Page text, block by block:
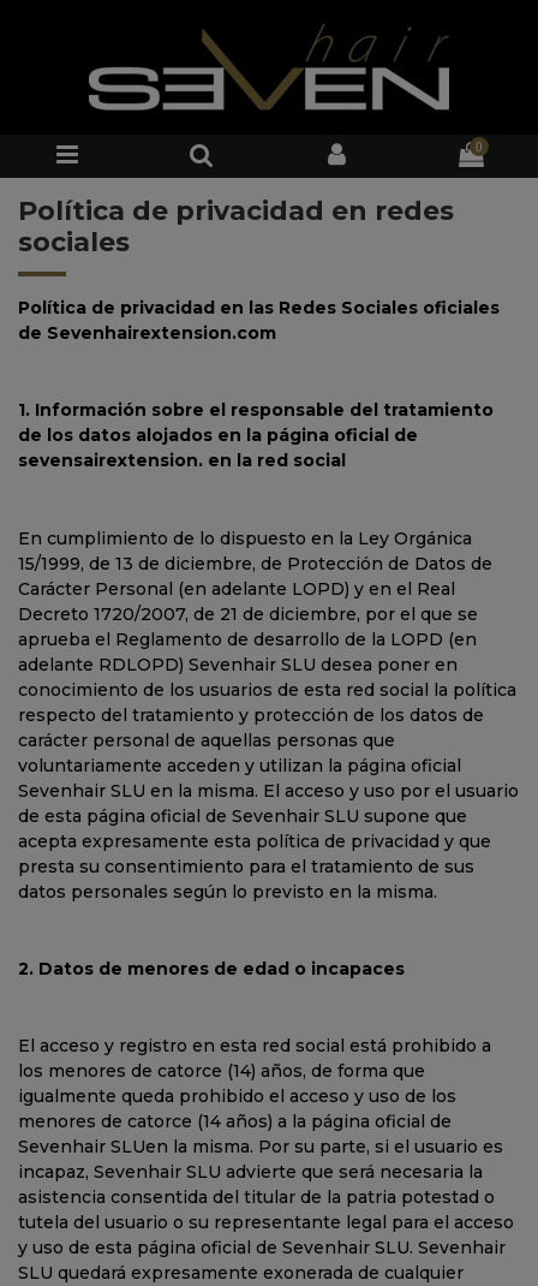
0
Política de privacidad en redes
sociales
Política de privacidad en las Redes Sociales oficiales
de Sevenhairextension.com
1. Información sobre el responsable del tratamiento
de los datos alojados en la página oficial de
sevensairextension. en la red social
En cumplimiento de lo dispuesto en la Ley Orgánica
15/1999, de 13 de diciembre, de Protección de Datos de
Carácter Personal (en adelante LOPD) y en el Real
Decreto 1720/2007, de 21 de diciembre, por el que se
aprueba el Reglamento de desarrollo de la LOPD (en
adelante RDLOPD) Sevenhair SLU desea poner en
conocimiento de los usuarios de esta red social la política
respecto del tratamiento y protección de los datos de
carácter personal de aquellas personas que
voluntariamente acceden y utilizan la página oficial
Sevenhair SLU en la misma. El acceso y uso por el usuario
de esta página oficial de Sevenhair SLU supone que
acepta expresamente esta política de privacidad y que
presta su consentimiento para el tratamiento de sus
datos personales según lo previsto en la misma.
2. Datos de menores de edad o incapaces
El acceso y registro en esta red social está prohibido a
los menores de catorce (14) años, de forma que
igualmente queda prohibido el acceso y uso de los
menores de catorce (14 años) a la página oficial de
Sevenhair SLUen la misma. Por su parte, si el usuario es
incapaz, Sevenhair SLU advierte que será necesaria la
asistencia consentida del titular de la patria potestad o
tutela del usuario o su representante legal para el acceso
y uso de esta página oficial de Sevenhair SLU. Sevenhair
SLU quedará expresamente exonerada de cualquier